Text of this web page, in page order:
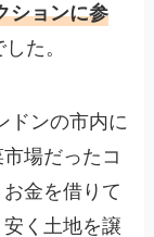
ションに参
た。
ドンの市内に
場だったコ
金を借りて
く土地を譲